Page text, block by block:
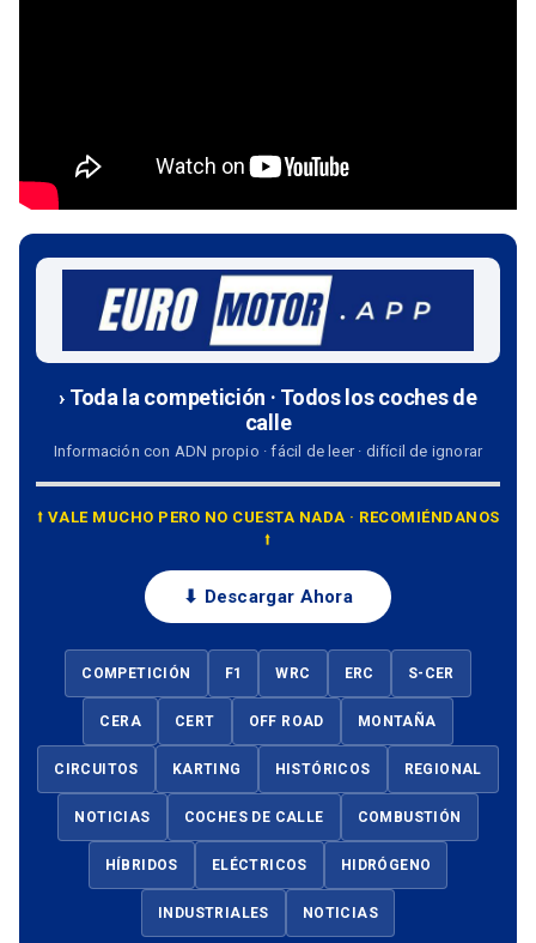
› Toda la competición · Todos los coches de
calle
Información con ADN propio · fácil de leer · difícil de ignorar
⭡ VALE MUCHO PERO NO CUESTA NADA · RECOMIÉNDANOS
⭡
⬇ Descargar Ahora
COMPETICIÓN F1 WRC ERC S-CER
CERA CERT OFF ROAD MONTAÑA
CIRCUITOS KARTING HISTÓRICOS REGIONAL
NOTICIAS COCHES DE CALLE COMBUSTIÓN
HÍBRIDOS ELÉCTRICOS HIDRÓGENO
INDUSTRIALES NOTICIAS